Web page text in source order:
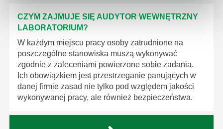
CZYM ZAJMUJE SIĘ AUDYTOR WEWNĘTRZNY
LABORATORIUM?
W każdym miejscu pracy osoby zatrudnione na
poszczególne stanowiska muszą wykonywać
zgodnie z zaleceniami powierzone sobie zadania.
Ich obowiązkiem jest przestrzeganie panujących w
danej firmie zasad nie tylko pod względem jakości
wykonywanej pracy, ale również bezpieczeństwa.